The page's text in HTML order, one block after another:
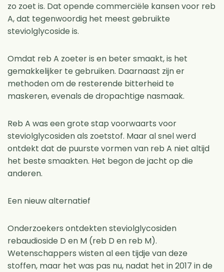
zo zoet is. Dat opende commerciële kansen voor reb
A, dat tegenwoordig het meest gebruikte
steviolglycoside is.
Omdat reb A zoeter is en beter smaakt, is het
gemakkelijker te gebruiken. Daarnaast zijn er
methoden om de resterende bitterheid te
maskeren, evenals de dropachtige nasmaak.
Reb A was een grote stap voorwaarts voor
steviolglycosiden als zoetstof. Maar al snel werd
ontdekt dat de puurste vormen van reb A niet altijd
het beste smaakten. Het begon de jacht op die
anderen.
Een nieuw alternatief
Onderzoekers ontdekten steviolglycosiden
rebaudioside D en M (reb D en reb M).
Wetenschappers wisten al een tijdje van deze
stoffen, maar het was pas nu, nadat het in 2017 in de